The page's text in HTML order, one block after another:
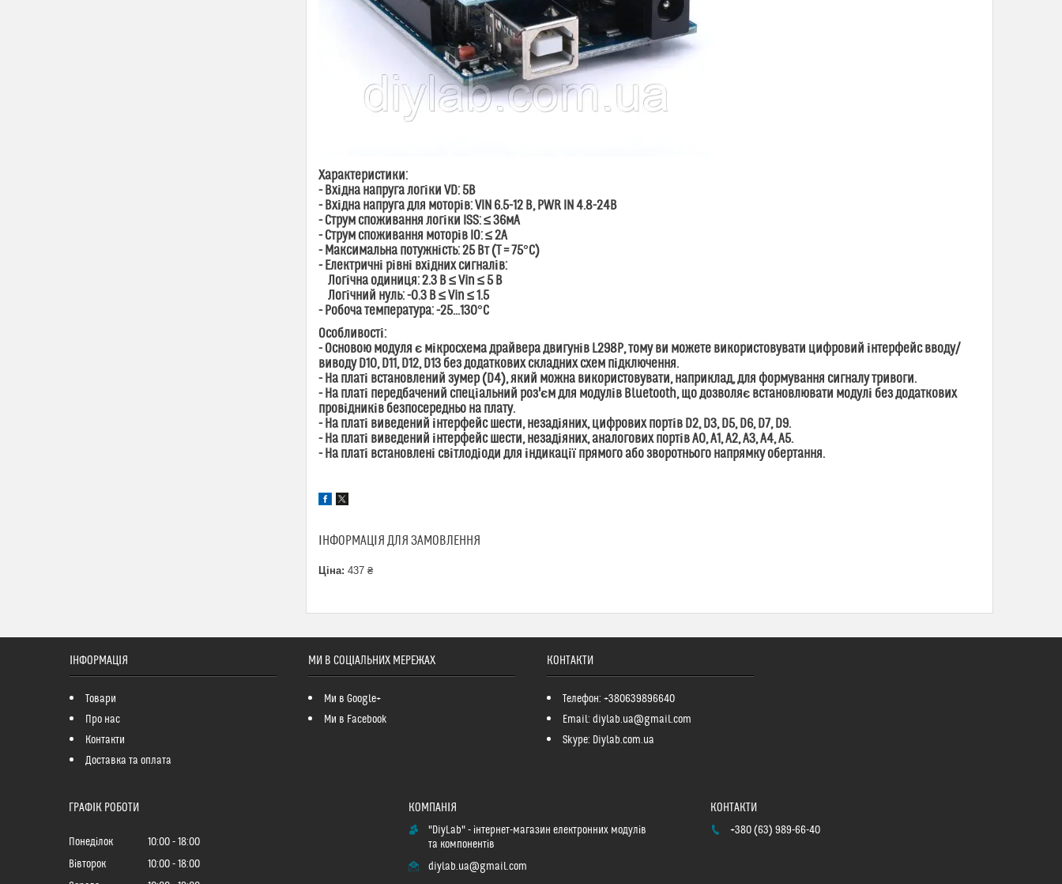
Характеристики:
- Вхідна напруга логіки VD: 5В
- Вхідна напруга для моторів: VIN 6.5-12 В, PWR IN 4.8-24В
- Струм споживання логіки ISS: ≤ 36мА
- Струм споживання моторів IO: ≤ 2А
- Максимальна потужність: 25 Вт (T = 75°C)
- Електричні рівні вхідних сигналів:
Логічна одиниця: 2.3 В ≤ Vin ≤ 5 В
Логічний нуль: -0.3 В ≤ Vin ≤ 1.5
- Робоча температура: -25...130°C
Особливості:
- Основою модуля є мікросхема драйвера двигунів L298P, тому ви можете використовувати цифровий інтерфейс вводу/
виводу D10, D11, D12, D13 без додаткових складних схем підключення.
- На платі встановлений зумер (D4), який можна використовувати, наприклад, для формування сигналу тривоги.
- На платі передбачений спеціальний роз'єм для модулів Bluetooth, що дозволяє встановлювати модулі без додаткових
провідників безпосередньо на плату.
- На платі виведений інтерфейс шести, незадіяних, цифрових портів D2, D3, D5, D6, D7, D9.
- На платі виведений інтерфейс шести, незадіяних, аналогових портів A0, A1, A2, A3, A4, A5.
- На платі встановлені світлодіоди для індикації прямого або зворотнього напрямку обертання.
ІНФОРМАЦІЯ ДЛЯ ЗАМОВЛЕННЯ
Ціна: 437 ₴
ІНФОРМАЦІЯ
Товари
Про нас
Контакти
Доставка та оплата
МИ В СОЦІАЛЬНИХ МЕРЕЖАХ
Ми в Google+
Ми в Facebook
КОНТАКТИ
Телефон: +380639896640
Email: diylab.ua@gmail.com
Skype: Diylab.com.ua
ГРАФІК РОБОТИ
Понеділок 10:00
18:00
Вівторок
10:00
18:00
"DiyLab" - інтернет-магазин електронних модулів
та компонентів
diylab.ua@gmail.com
+380 (63) 989-66-40